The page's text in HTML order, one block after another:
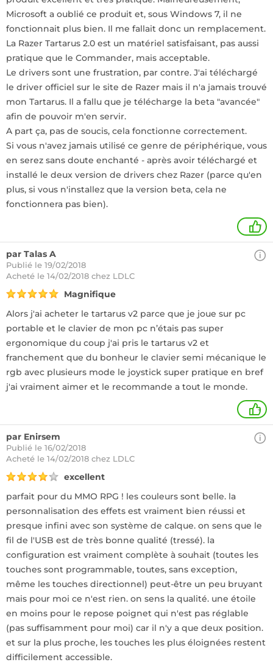
Microsoft a oublié ce produit et, sous Windows 7, il ne
fonctionnait plus bien. Il me fallait donc un remplacement.
La Razer Tartarus 2.0 est un matériel satisfaisant, pas aussi
pratique que le Commander, mais acceptable.
Le drivers sont une frustration, par contre. J'ai téléchargé
le driver officiel sur le site de Razer mais il n'a jamais trouvé
mon Tartarus. Il a fallu que je télécharge la beta "avancée"
afin de pouvoir m'en servir.
A part ça, pas de soucis, cela fonctionne correctement.
Si vous n'avez jamais utilisé ce genre de périphérique, vous
en serez sans doute enchanté - après avoir téléchargé et
installé le deux version de drivers chez Razer (parce qu'en
plus, si vous n'installez que la version beta, cela ne
fonctionnera pas bien).
1
par Talas A
Publié le 19/02/2018
Acheté le 14/02/2018 chez LDLC
Magnifique
Alors j'ai acheter le tartarus v2 parce que je joue sur pc
portable et le clavier de mon pc n’étais pas super
ergonomique du coup j'ai pris le tartarus v2 et
franchement que du bonheur le clavier semi mécanique le
rgb avec plusieurs mode le joystick super pratique en bref
j'ai vraiment aimer et le recommande a tout le monde.
+
par Enirsem
Publié le 16/02/2018
Acheté le 14/02/2018 chez LDLC
excellent
parfait pour du MMO RPG ! les couleurs sont belle. la
personnalisation des effets est vraiment bien réussi et
presque infini avec son système de calque. on sens que le
fil de l'USB est de très bonne qualité (tressé). la
configuration est vraiment complète à souhait (toutes les
touches sont programmable, toutes, sans exception,
même les touches directionnel) peut-être un peu bruyant
mais pour moi ce n'est rien. on sens la qualité. une étoile
en moins pour le repose poignet qui n'est pas réglable
(pas suffisamment pour moi) car il n'y a que deux position.
et sur la plus proche, les touches les plus éloignées restent
difficilement accessible.